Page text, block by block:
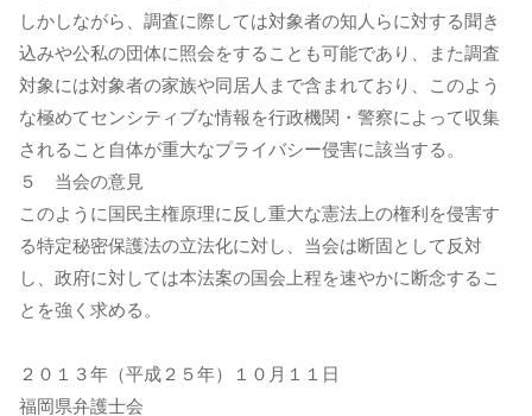
しかしながら、調査に際しては対象者の知人らに対する聞き
込みや公私の団体に照会をすることも可能であり、また調査
対象には対象者の家族や同居人まで含まれており、このよう
な極めてセンシティブな情報を行政機関・警察によって収集
されること自体が重大なプライバシー侵害に該当する。
５ 当会の意見
このように国民主権原理に反し重大な憲法上の権利を侵害す
る特定秘密保護法の立法化に対し、当会は断固として反対
し、政府に対しては本法案の国会上程を速やかに断念するこ
とを強く求める。
２０１３年（平成２５年）１０月１１日
福岡県弁護士会